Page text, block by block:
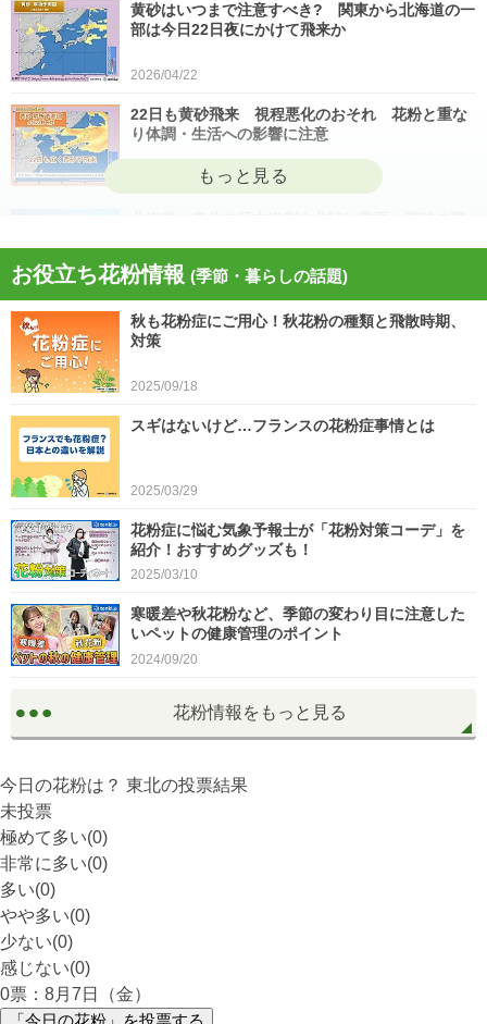
黄砂はいつまで注意すべき? 関東から北海道の一
部は今日22日夜にかけて飛来か
2026/04/22
22日も黄砂飛来 視程悪化のおそれ 花粉と重な
り体調・生活への影響に注意
2026/04/21
今日21日は黄砂が広く飛来 花粉とのダブル影響
に注意 症状悪化や洗濯物など対策を
2026/04/21
スギ、ヒノキ花粉シーズン終了へ 東京の飛散量
お役立ち花粉情報 (季節・暮らしの話題)
秋も花粉症にご用心！秋花粉の種類と飛散時期、
対策
2025/09/18
スギはないけど…フランスの花粉症事情とは
2025/03/29
花粉症に悩む気象予報士が「花粉対策コーデ」を
紹介！おすすめグッズも！
2025/03/10
寒暖差や秋花粉など、季節の変わり目に注意した
いペットの健康管理のポイント
2024/09/20
花粉情報をもっと見る
今日の花粉は？ 東北の投票結果
未投票
極めて多い(0)
非常に多い(0)
多い(0)
やや多い(0)
少ない(0)
感じない(0)
0票：8月7日（金）
「今日の花粉」を投票する